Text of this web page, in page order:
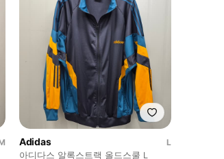
Adidas
L
아디다스 알록스트랙 올드스쿨 L